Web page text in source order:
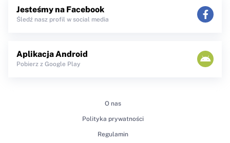
Jesteśmy na Facebook
Śledź nasz profil w social media
Aplikacja Android
Pobierz z Google Play
O nas
Polityka prywatności
Regulamin